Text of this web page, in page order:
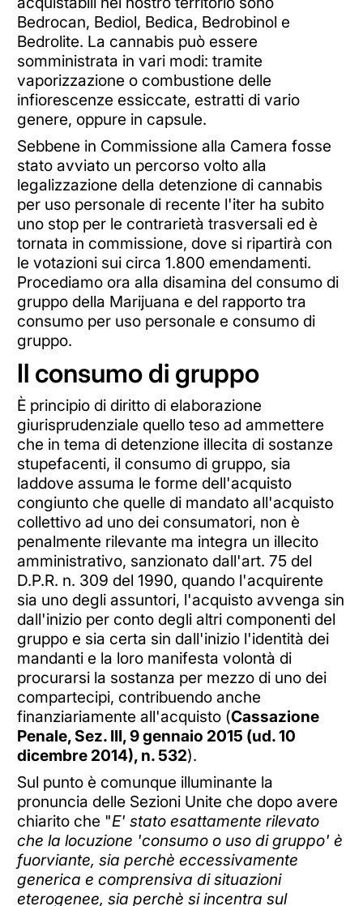
Bedrocan, Bediol, Bedica, Bedrobinol e
Bedrolite. La cannabis può essere
somministrata in vari modi: tramite
vaporizzazione o combustione delle
infiorescenze essiccate, estratti di vario
genere, oppure in capsule.
Sebbene in Commissione alla Camera fosse
stato avviato un percorso volto alla
legalizzazione della detenzione di cannabis
per uso personale di recente l'iter ha subito
uno stop per le contrarietà trasversali ed è
tornata in commissione, dove si ripartirà con
le votazioni sui circa 1.800 emendamenti.
Procediamo ora alla disamina del consumo di
gruppo della Marijuana e del rapporto tra
consumo per uso personale e consumo di
gruppo.
Il consumo di gruppo
È principio di diritto di elaborazione
giurisprudenziale quello teso ad ammettere
che in tema di detenzione illecita di sostanze
stupefacenti, il consumo di gruppo, sia
laddove assuma le forme dell'acquisto
congiunto che quelle di mandato all'acquisto
collettivo ad uno dei consumatori, non è
penalmente rilevante ma integra un illecito
amministrativo, sanzionato dall'art. 75 del
D.P.R. n. 309 del 1990, quando l'acquirente
sia uno degli assuntori, l'acquisto avvenga sin
dall'inizio per conto degli altri componenti del
gruppo e sia certa sin dall'inizio l'identità dei
mandanti e la loro manifesta volontà di
procurarsi la sostanza per mezzo di uno dei
compartecipi, contribuendo anche
finanziariamente all'acquisto (Cassazione
Penale, Sez. III, 9 gennaio 2015 (ud. 10
dicembre 2014), n. 532).
Sul punto è comunque illuminante la
pronuncia delle Sezioni Unite che dopo avere
chiarito che "E' stato esattamente rilevato
che la locuzione 'consumo o uso di gruppo' è
fuorviante, sia perchè eccessivamente
generica e comprensiva di situazioni
eterogenee, sia perchè si incentra sul